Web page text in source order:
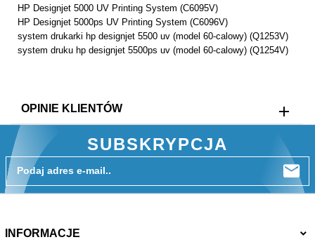
HP Designjet 5000 UV Printing System (C6095V)
HP Designjet 5000ps UV Printing System (C6096V)
system drukarki hp designjet 5500 uv (model 60-calowy) (Q1253V)
system druku hp designjet 5500ps uv (model 60-calowy) (Q1254V)
OPINIE KLIENTÓW
SUBSKRYPCJA
Podaj adres e-mail..
INFORMACJE